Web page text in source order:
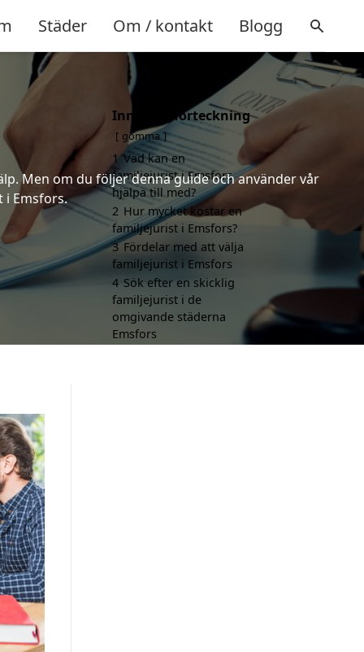
Städer Om / kontakt Blogg
Men om du följer denna guide och använder vår
i Emsfors.
Innehållsförteckning
gömma
1 Vad kan en
familjejurist i Emsfors
hjälpa till med?
2 Hur mycket kostar en
familjejurist i Emsfors?
3 Fördelar med att välja
familjejurist i Emsfors
4 Sök efter en skicklig
familjejurist i de
omgivande städerna
Emsfors